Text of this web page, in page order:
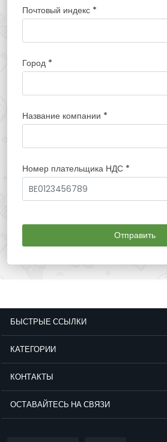
Почтовый индекс *
Город *
Название компании *
Номер плательщика НДС *
Отправить
БЫСТРЫЕ ССЫЛКИ
КАТЕГОРИИ
КОНТАКТЫ
ОСТАВАЙТЕСЬ НА СВЯЗИ